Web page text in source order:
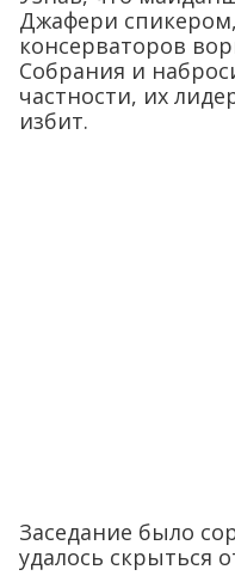
Джафери
консерваторов
Собрания и
частности, их
избит.
Заседание было
удалось скрыться